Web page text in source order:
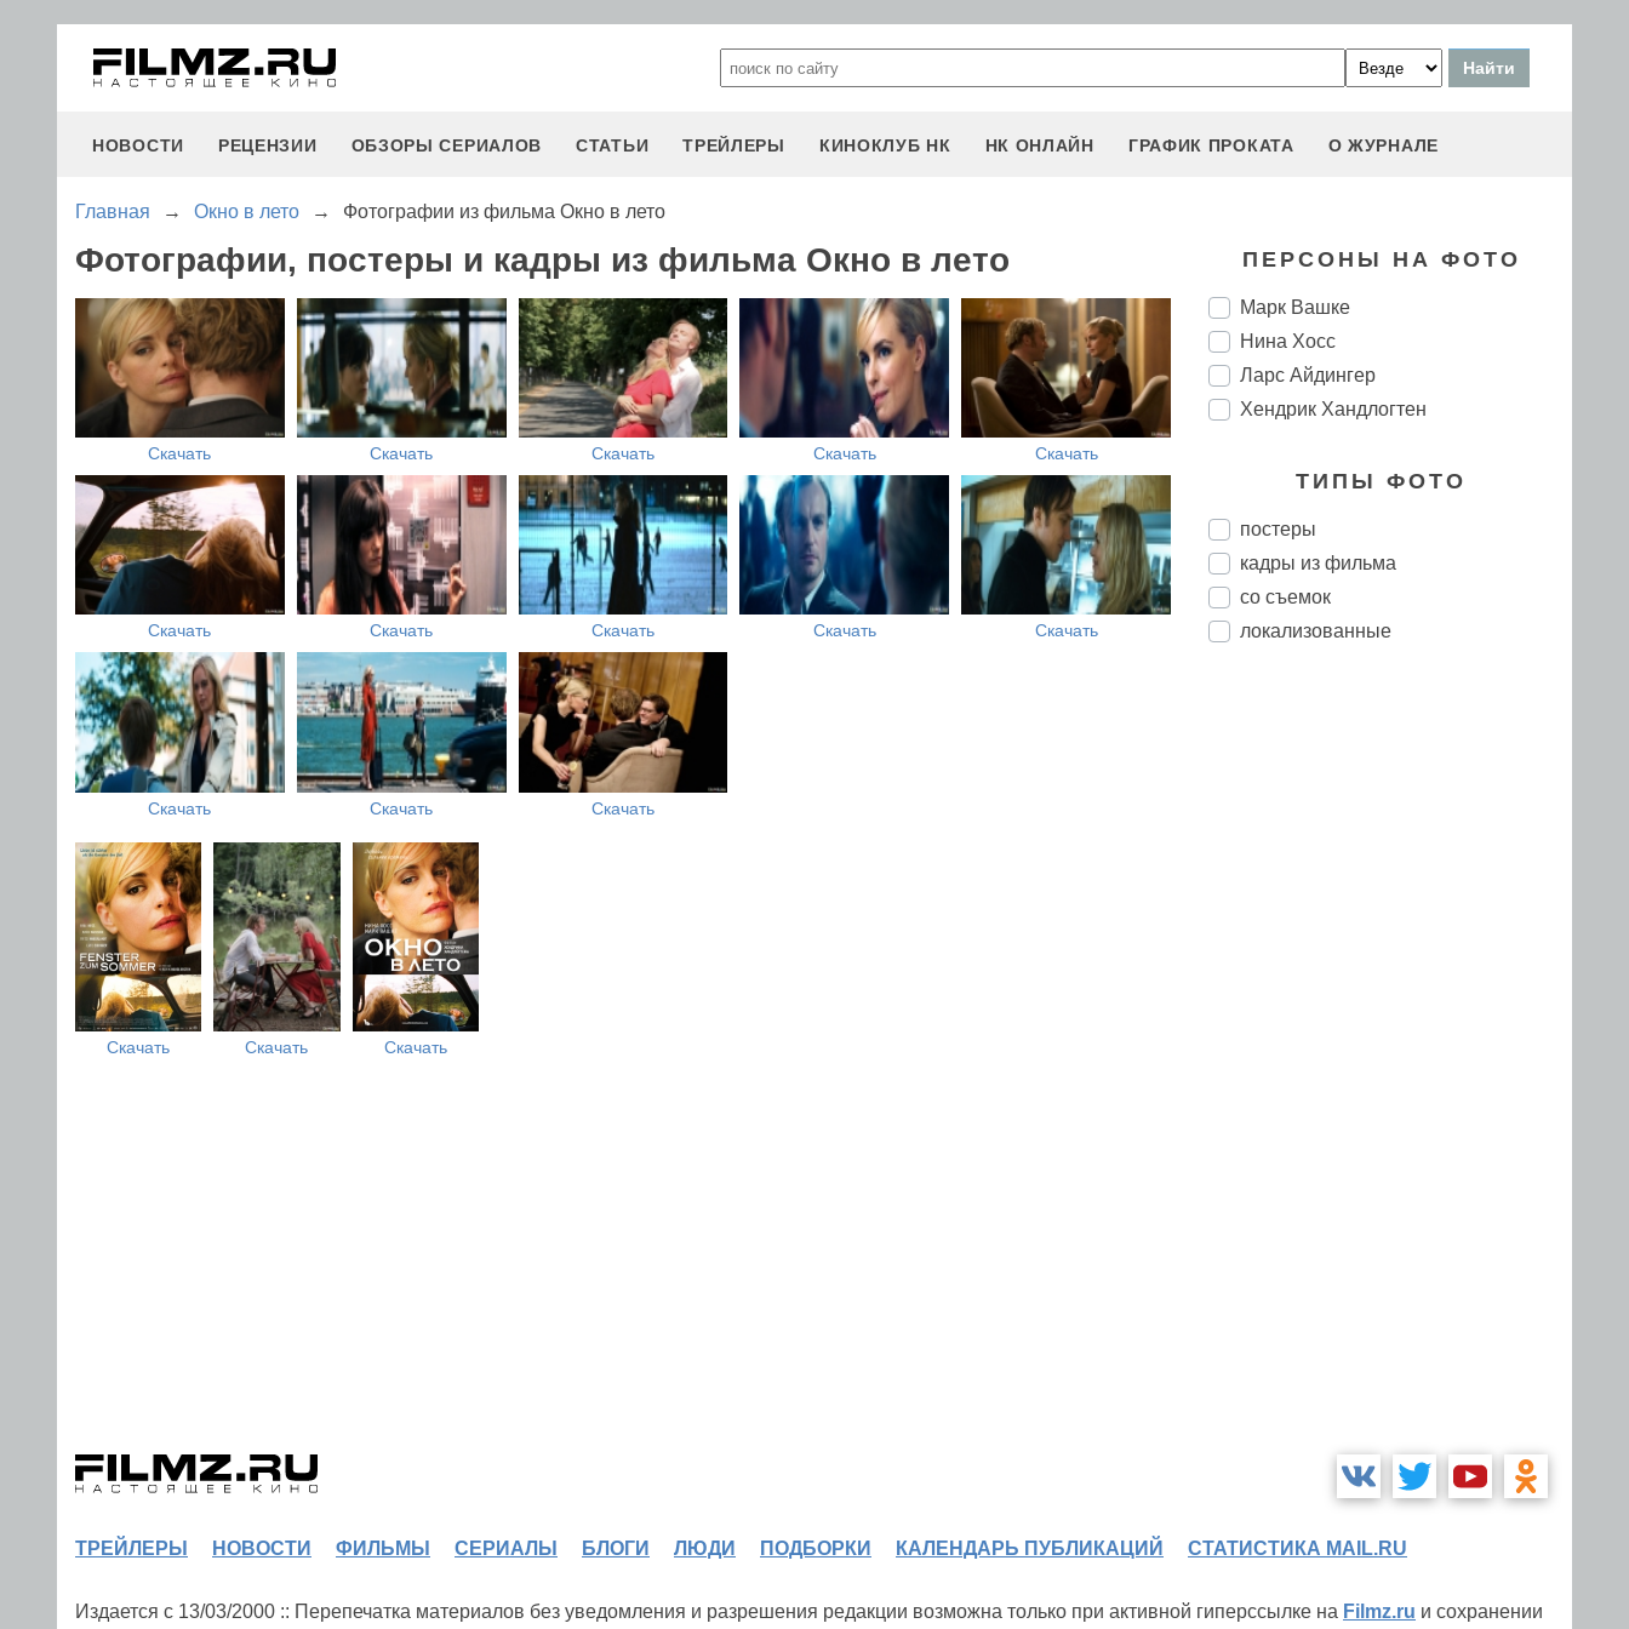
НОВОСТИ РЕЦЕНЗИИ ОБЗОРЫ СЕРИАЛОВ СТАТЬИ ТРЕЙЛЕРЫ КИНОКЛУБ НК НК ОНЛАЙН ГРАФИК ПРОКАТА О ЖУРНАЛЕ
Главная → Окно в лето → Фотографии из фильма Окно в лето
Фотографии, постеры и кадры из фильма Окно в лето
Скачать Скачать Скачать Скачать Скачать
Скачать Скачать Скачать Скачать Скачать
Скачать Скачать Скачать
Скачать Скачать Скачать
ПЕРСОНЫ НА ФОТО
Марк Вашке
Нина Хосс
Ларс Айдингер
Хендрик Хандлогтен
ТИПЫ ФОТО
постеры
кадры из фильма
со съемок
локализованные
ТРЕЙЛЕРЫ НОВОСТИ ФИЛЬМЫ СЕРИАЛЫ БЛОГИ ЛЮДИ ПОДБОРКИ КАЛЕНДАРЬ ПУБЛИКАЦИЙ СТАТИСТИКА MAIL.RU
Издается с 13/03/2000 :: Перепечатка материалов без уведомления и разрешения редакции возможна только при активной гиперссылке на Filmz.ru и сохранении